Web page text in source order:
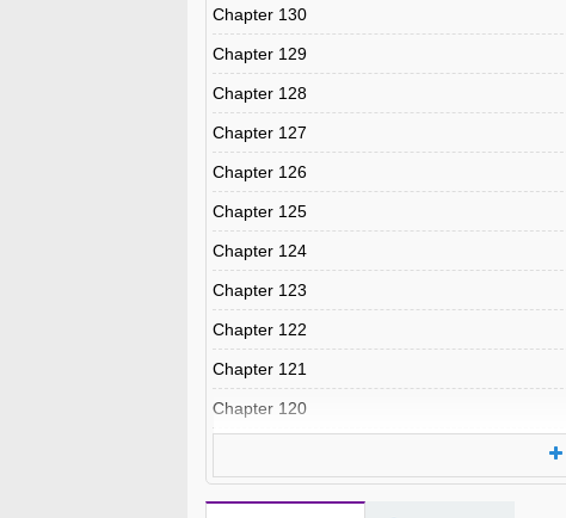
Chapter 130
Chapter 129
Chapter 128
Chapter 127
Chapter 126
Chapter 125
Chapter 124
Chapter 123
Chapter 122
Chapter 121
Chapter 120
Chapter 118